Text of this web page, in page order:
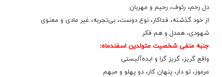
دل‌ رحم‌، رئوف‌، رحیم‌ و مهربان‌
از خود گذشته‌، فداکار، نوع‌ دوست‌، بی‌تجربه‌، غیر مادی‌ و معنوی‌
شهودی‌، همدل‌ و هم‌ فکر
جنبه‌ منفی‌ شخصیت‌ متولدین‌ اسفندماه‌:
واقع‌ گریز، گریز گرا و ایده‌آلیستی‌
مرموز، تو دار، پنهان‌ کار، دو پهلو و مبهم‌